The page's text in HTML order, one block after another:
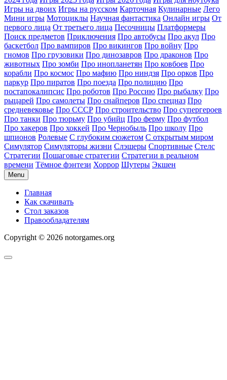
Игры на двоих Игры на русском Карточная Кулинарные Лего
Мини игры Мотоциклы Научная фантастика Онлайн игры От
первого лица От третьего лица Песочницы Платформеры
Поиск предметов Приключения Про автобусы Про акул Про
баскетбол Про вампиров Про викингов Про войну Про
гномов Про грузовики Про динозавров Про драконов Про
животных Про зомби Про инопланетян Про ковбоев Про
корабли Про космос Про мафию Про ниндзя Про орков Про
паркур Про пиратов Про поезда Про полицию Про
постапокалипсис Про роботов Про Россию Про рыбалку Про
рыцарей Про самолеты Про снайперов Про спецназ Про
средневековье Про СССР Про строительство Про супергероев
Про танки Про тюрьму Про убийц Про ферму Про футбол
Про хакеров Про хоккей Про Чернобыль Про школу Про
шпионов Ролевые С глубоким сюжетом С открытым миром
Симулятор Симуляторы жизни Слэшеры Спортивные Стелс
Стратегии Пошаговые стратегии Стратегии в реальном
времени Тёмное фэнтези Хоррор Шутеры Экшен
Menu
Главная
Как скачивать
Стол заказов
Правообладателям
Copyright © 2026 notorgames.org
Scroll